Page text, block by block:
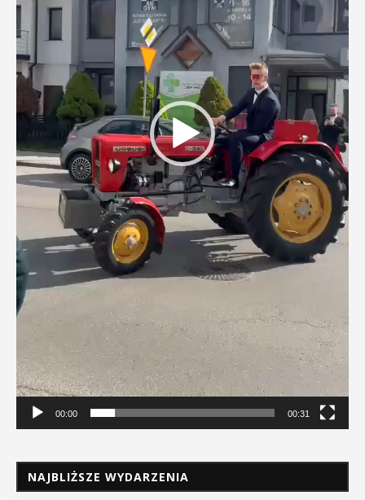
00:00 00:31
NAJBLIŻSZE WYDARZENIA